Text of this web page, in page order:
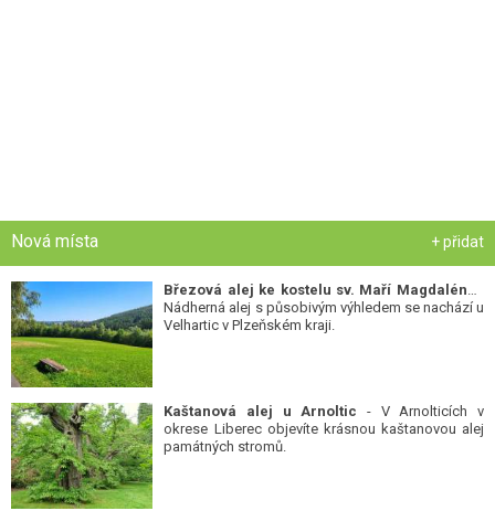
Nová místa + přidat
Nádherná alej s působivým výhledem se nachází u
Velhartic v Plzeňském kraji.
Kaštanová alej u Arnoltic - V Arnolticích v
okrese Liberec objevíte krásnou kaštanovou alej
památných stromů.